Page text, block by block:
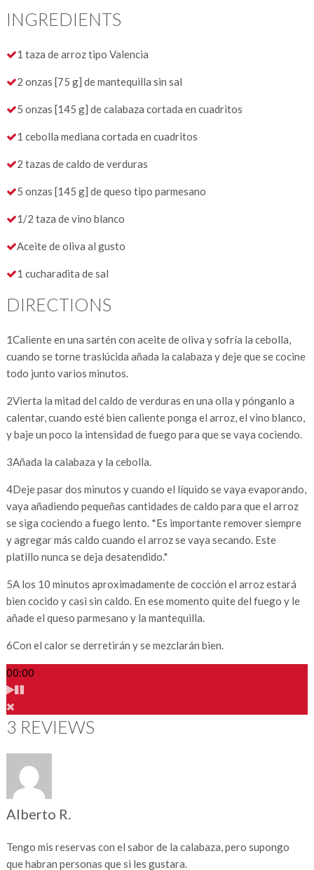
INGREDIENTS
1 taza de arroz tipo Valencia
2 onzas [75 g] de mantequilla sin sal
5 onzas [145 g] de calabaza cortada en cuadritos
1 cebolla mediana cortada en cuadritos
2 tazas de caldo de verduras
5 onzas [145 g] de queso tipo parmesano
1/2 taza de vino blanco
Aceite de oliva al gusto
1 cucharadita de sal
DIRECTIONS
1Caliente en una sartén con aceite de oliva y sofría la cebolla,
cuando se torne traslúcida añada la calabaza y deje que se cocine
todo junto varios minutos.
2Vierta la mitad del caldo de verduras en una olla y pónganlo a
calentar, cuando esté bien caliente ponga el arroz, el vino blanco,
y baje un poco la intensidad de fuego para que se vaya cociendo.
3Añada la calabaza y la cebolla.
4Deje pasar dos minutos y cuando el líquido se vaya evaporando,
vaya añadiendo pequeñas cantidades de caldo para que el arroz
se siga cociendo a fuego lento. *Es importante remover siempre
y agregar más caldo cuando el arroz se vaya secando. Este
platillo nunca se deja desatendido.*
5A los 10 minutos aproximadamente de cocción el arroz estará
bien cocido y casi sin caldo. En ese momento quite del fuego y le
añade el queso parmesano y la mantequilla.
6Con el calor se derretirán y se mezclarán bien.
00:00
3 REVIEWS
Alberto R.
Tengo mis reservas con el sabor de la calabaza, pero supongo
que habran personas que si les gustara.